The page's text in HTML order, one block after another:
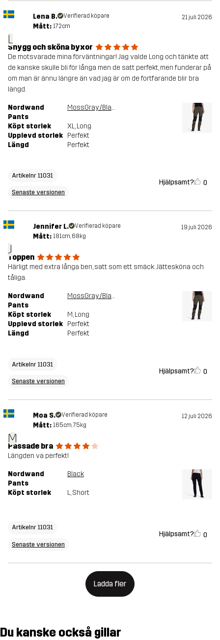
L
Lena B. Verifierad köpare 21 juli 2026
Mått: 172cm
Snygg och sköna byxor
De motsvarade mina förväntningar! Jag valde Long och tänkte att
de kanske skulle bli för långa men de satt perfekt, men funderar på
om man är ännu längre än vad jag är om de fortfarande blir bra
längd.
Nordwand
Pants
MossGray/Black
Köpt storlek XL, Long
Upplevd storlek Perfekt
Längd
Perfekt
Artikelnr 11031
Senaste versionen
Hjälpsamt? 0
J
Jennifer L. Verifierad köpare 19 juli 2026
Mått: 181cm, 68kg
Toppen
Härligt med extra långa ben, satt som ett smäck. Jättesköna och
tåliga.
Nordwand
Pants
MossGray/Black
Köpt storlek M, Long
Upplevd storlek Perfekt
Längd
Perfekt
Artikelnr 11031
Senaste versionen
Hjälpsamt? 0
M
Moa S. Verifierad köpare 12 juli 2026
Mått: 165cm, 75kg
Passade bra
Längden va perfekt!
Nordwand
Pants
Black
Köpt storlek L, Short
Artikelnr 11031
Senaste versionen
Hjälpsamt? 0
Ladda fler
Du kanske också gillar